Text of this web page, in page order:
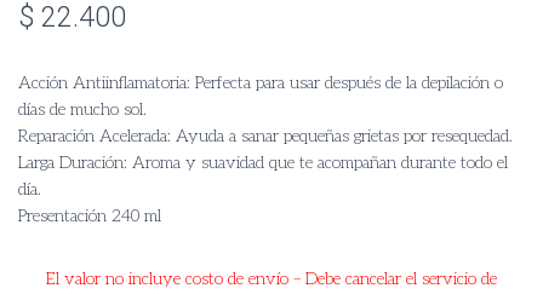
$ 22.400
Acción Antiinflamatoria: Perfecta para usar después de la depilación o
días de mucho sol.
​Reparación Acelerada: Ayuda a sanar pequeñas grietas por resequedad.
​Larga Duración: Aroma y suavidad que te acompañan durante todo el
día.
Presentación 240 ml
El valor no incluye costo de envío – Debe cancelar el servicio de